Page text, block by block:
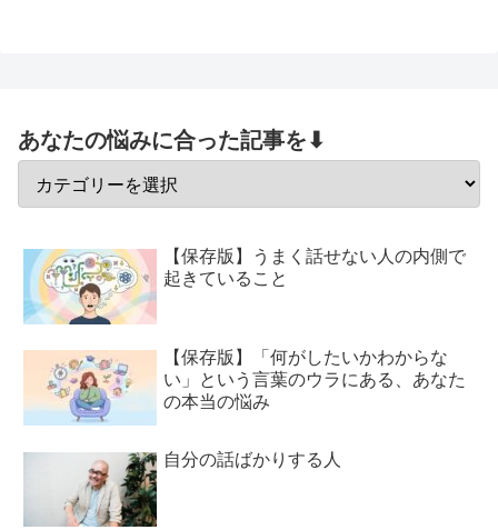
あなたの悩みに合った記事を⬇
【保存版】うまく話せない人の内側で
起きていること
【保存版】「何がしたいかわからな
い」という言葉のウラにある、あなた
の本当の悩み
自分の話ばかりする人